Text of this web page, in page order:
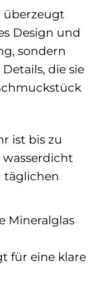
überzeugt
Design und
sondern
die sie
ist bis zu
wasserdicht
täglichen
Mineralglas
für eine klare